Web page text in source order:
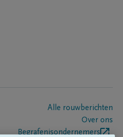
Alle rouwberichten
Over ons
Begrafenisondernemers